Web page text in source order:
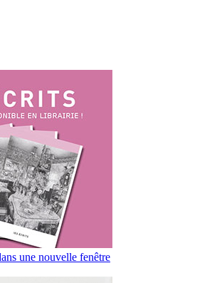
une nouvelle fenêtre